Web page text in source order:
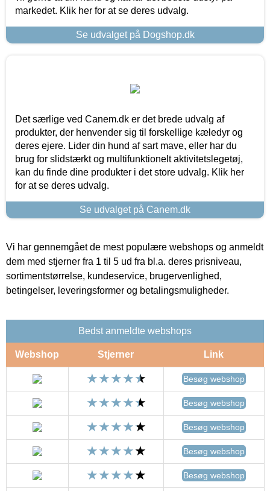
markedet. Klik her for at se deres udvalg.
Se udvalget på Dogshop.dk
Det særlige ved Canem.dk er det brede udvalg af
produkter, der henvender sig til forskellige kæledyr og
deres ejere. Lider din hund af sart mave, eller har du
brug for slidstærkt og multifunktionelt aktivitetslegetøj,
kan du finde dine produkter i det store udvalg. Klik her
for at se deres udvalg.
Se udvalget på Canem.dk
Vi har gennemgået de mest populære webshops og anmeldt
dem med stjerner fra 1 til 5 ud fra bl.a. deres prisniveau,
sortimentstørrelse, kundeservice, brugervenlighed,
betingelser, leveringsformer og betalingsmuligheder.
Bedst anmeldte webshops
Webshop Stjerner Link
Besøg webshop
Besøg webshop
Besøg webshop
Besøg webshop
Besøg webshop